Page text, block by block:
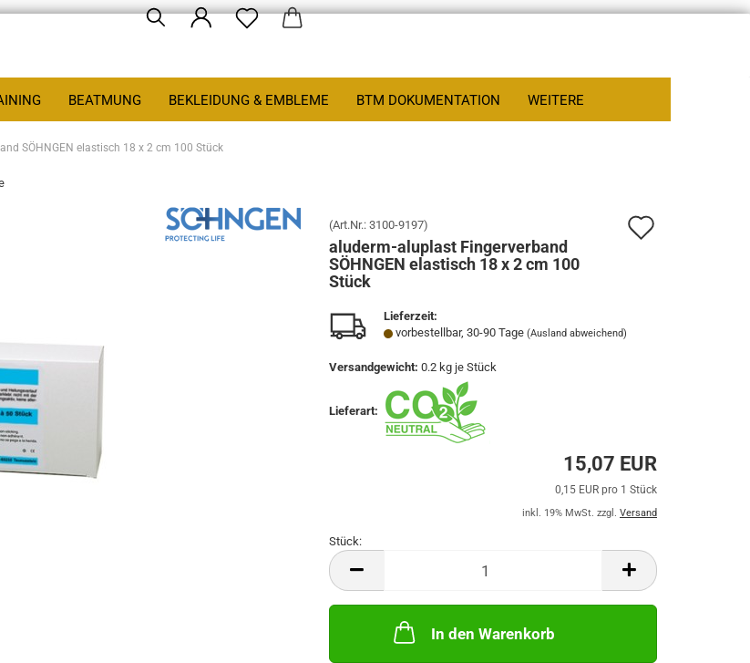
BEATMUNG BEKLEIDUNG & EMBLEME BTM DOKUMENTATION WEITERE
SÖHNGEN elastisch 18 x 2 cm 100 Stück
(Art.Nr.: 3100-9197)
aluderm-aluplast Fingerverband
SÖHNGEN elastisch 18 x 2 cm 100
Stück
Lieferzeit:
vorbestellbar, 30-90 Tage (Ausland abweichend)
Versandgewicht: 0.2 kg je Stück
Lieferart:
15,07 EUR
0,15 EUR pro 1 Stück
inkl. 19% MwSt. zzgl. Versand
Stück:
Stück
In den Warenkorb